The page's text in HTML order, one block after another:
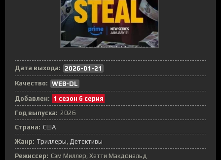
Дата выхода:
2026-01-21
Качество: WEB-DL
Добавлен: 1 сезон 6 серия
Год выпуска: 2026
Страна: США
Жанр: Триллеры Детективы
Режиссер: Сэм Миллер, Хетти Макдональд